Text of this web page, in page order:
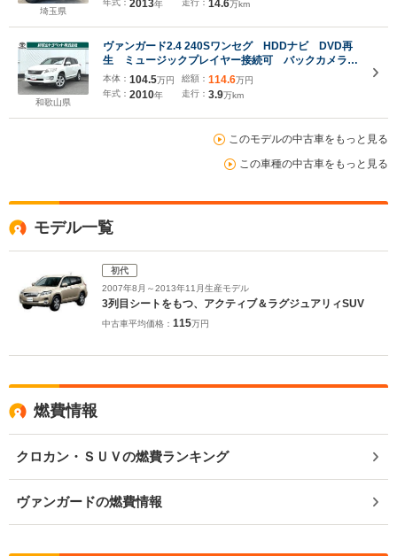
埼玉県
年式： 2013年
走行： 14.6万km
和歌山県
ヴァンガード2.4 240Sワンセグ HDDナビ DVD再
生 ミュージックプレイヤー接続可 バックカメラ
ETC HIDヘッドライト ワンオーナー 純正アルミ
ホイール
本体： 104.5万円
年式： 2010年
総額： 114.6万円
走行： 3.9万km
このモデルの中古車をもっと見る
この車種の中古車をもっと見る
モデル一覧
初代
2007年8月～2013年11月生産モデル
3列目シートをもつ、アクティブ＆ラグジュアリィSUV
中古車平均価格： 115万円
燃費情報
クロカン・ＳＵＶの燃費ランキング
ヴァンガードの燃費情報